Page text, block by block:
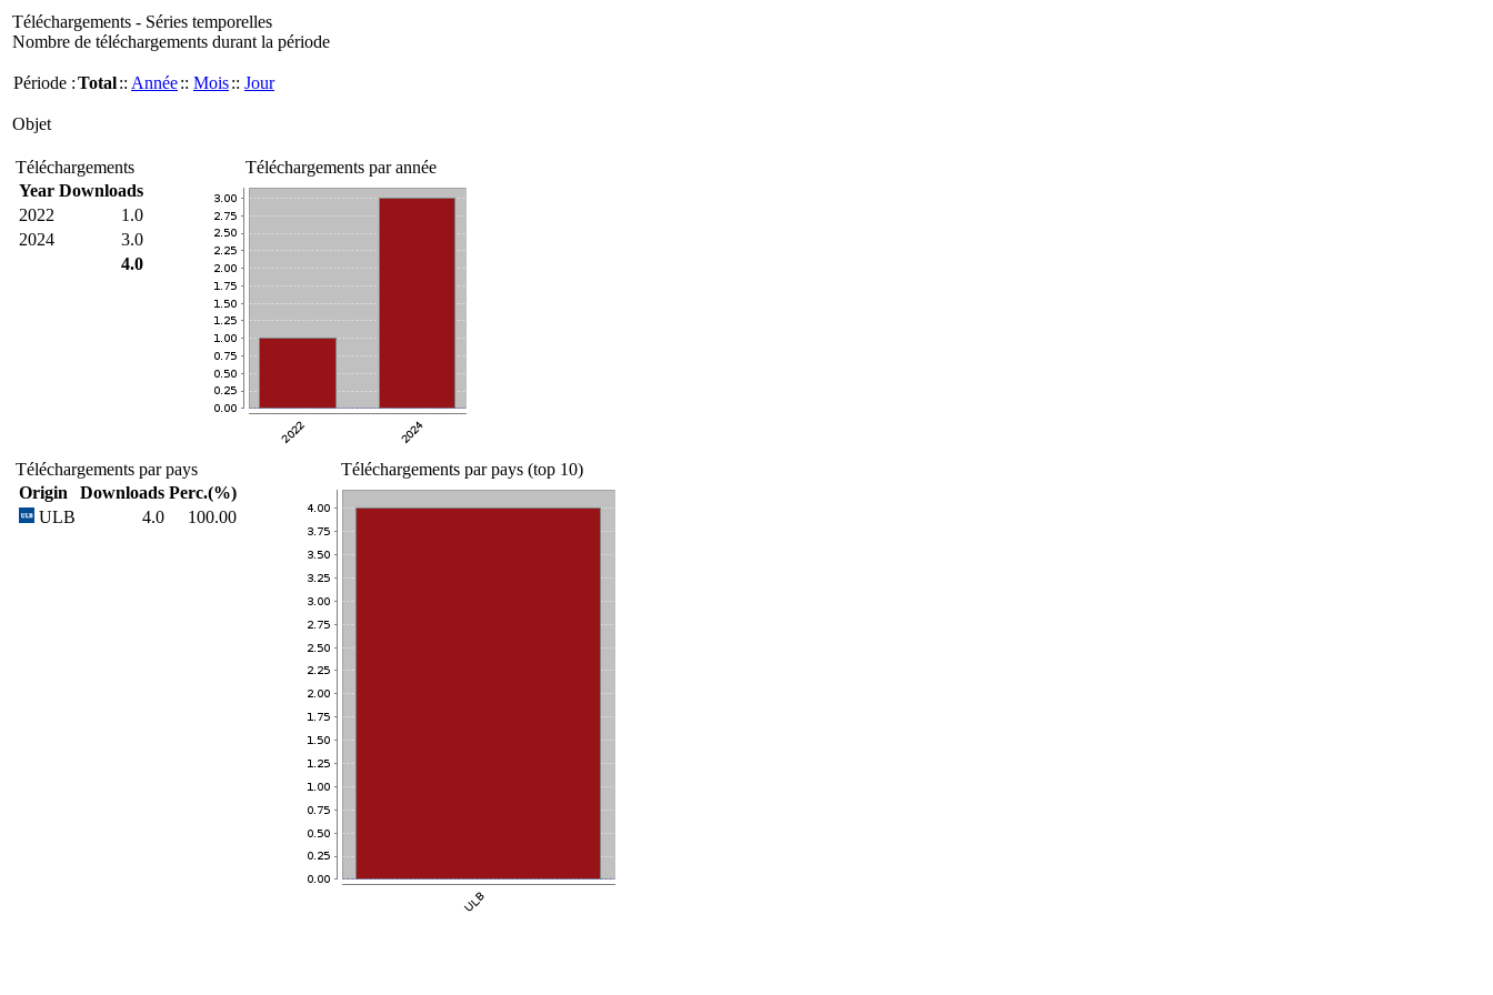
Téléchargements - Séries temporelles
Nombre de téléchargements durant la période
Période :Total:: Année:: Mois:: Jour
Objet
Téléchargements
Year Downloads
2022
1.0
2024
3.0
4.0
Téléchargements par année
Téléchargements par pays
Origin
Downloads Perc.(%)
ULB
4.0 100.00
Téléchargements par pays (top 10)